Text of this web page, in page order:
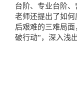
台阶、专业台阶
老师还提出了如
后艰难的三难局
破行动”，深入浅